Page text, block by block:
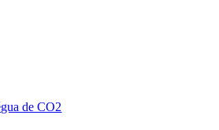
de CO2